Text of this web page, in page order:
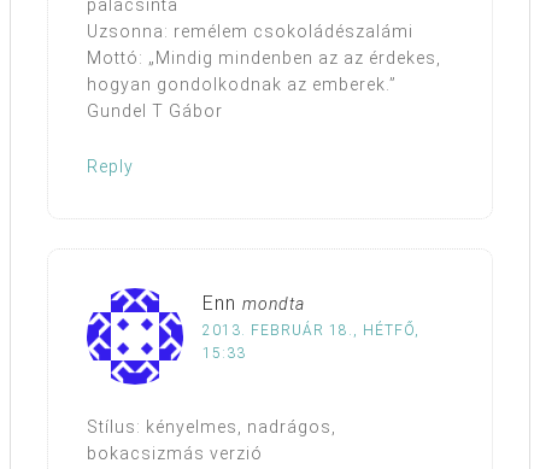
palacsinta
Uzsonna: remélem csokoládészalámi
Mottó: „Mindig mindenben az az érdekes,
hogyan gondolkodnak az emberek.”
Gundel T Gábor
Reply
Enn mondta
2013. FEBRUÁR 18., HÉTFŐ,
15:33
Stílus: kényelmes, nadrágos,
bokacsizmás verzió